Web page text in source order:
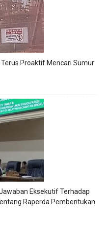
Terus Proaktif Mencari Sumur
Eksekutif Terhadap
Raperda Pembentukan